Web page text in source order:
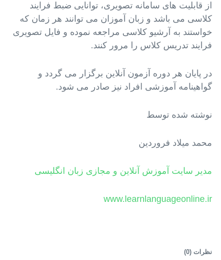
از قابلیت های سامانه تصویری، توانایی ضبط فرایند
کلاسی می باشد و زبان آموزان می توانند هر زمان که
خواستند به آرشیو کلاسی مراجعه نموده و فایل تصویری
فرایند تدریس کلاس را مرور کنند.
در پایان هر دوره آزمون آنلاین برگزار می گردد و
گواهینامه آموزشی افراد نیز صادر می شود.
نوشته شده توسط
محمد میلاد فروردین
مدیر سایت آموزش آنلاین و مجازی زبان انگلیسی
www.learnlanguageonline.ir
نظرات (0
)